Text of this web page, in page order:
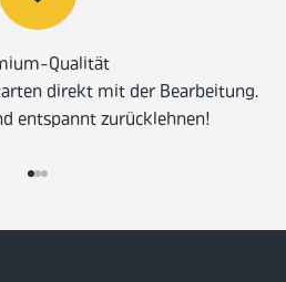
Qualität
direkt mit der Bearbeitung.
entspannt zurücklehnen!
Gehe zu Element 1
Gehe zu Element 2
Gehe zu Element 3